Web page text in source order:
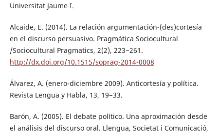
Universitat Jaume I.
Alcaide, E. (2014). La relación argumentación-(des)cortesía
en el discurso persuasivo. Pragmática Sociocultural
/Sociocultural Pragmatics, 2(2), 223−261.
http://dx.doi.org/10.1515/soprag-2014-0008
Álvarez, A. (enero-diciembre 2009). Anticortesía y política.
Revista Lengua y Habla, 13, 19−33.
Barón, A. (2005). El debate político. Una aproximación desde
el análisis del discurso oral. Llengua, Societat i Comunicació,